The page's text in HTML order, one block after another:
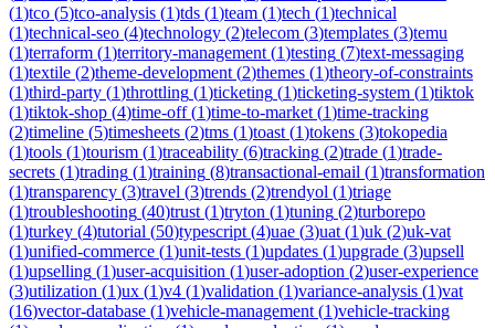
(1)tco (5)tco-analysis (1)tds (1)team (1)tech (1)technical
(1)technical-seo (4)technology (2)telecom (3)templates (3)temu
(1)terraform (1)territory-management (1)testing (7)text-messaging
(1)textile (2)theme-development (2)themes (1)theory-of-constraints
(1)third-party (1)throttling (1)ticketing (1)ticketing-system (1)tiktok
(1)tiktok-shop (4)time-off(1)time-to-market (1)time-tracking
(2)timeline (5)timesheets (2)tms (1)toast (1)tokens (3)tokopedia
(1)tools (1)tourism (1)traceability (6)tracking (2)trade (1)trade-
secrets (1)trading (1)training (8)transactional-email (1)transformation
(1)transparency (3)travel (3)trends (2)trendyol (1)triage
(1)troubleshooting (40)trust (1)tryton (1)tuning (2)turborepo
(1)turkey (4)tutorial (50)typescript (4)uae (3)uat (1)uk (2)uk-vat
(1)unified-commerce (1)unit-tests (1)updates (1)upgrade (3)upsell
(1)upselling (1)user-acquisition (1)user-adoption (2)user-experience
(3)utilization (1)ux (1)v4 (1)validation (1)variance-analysis (1)vat
(16)vector-database (1)vehicle-management (1)vehicle-tracking